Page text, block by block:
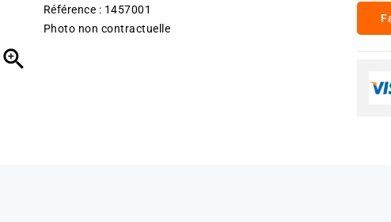

Référence : 1457001
Photo non contractuelle